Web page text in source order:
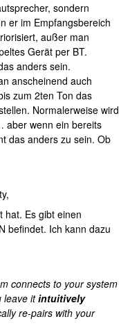
sondern
er im Empfangsbereich
außer man
Gerät per BT.
anders sein.
anscheinend auch
zum 2ten Ton das
Normalerweise wird
aber wenn ein bereits
das anders zu sein. Ob
hat. Es gibt einen
befindet. Ich kann dazu
connects to your system
leave itintuitively
re-pairs with your